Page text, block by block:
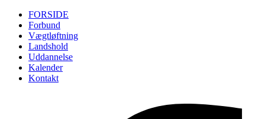
FORSIDE
Forbund
Vægtløftning
Landshold
Uddannelse
Kalender
Kontakt